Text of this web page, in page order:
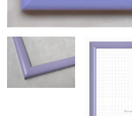
マット・インナー
吊りフック
吊り金具＆ヒモセット